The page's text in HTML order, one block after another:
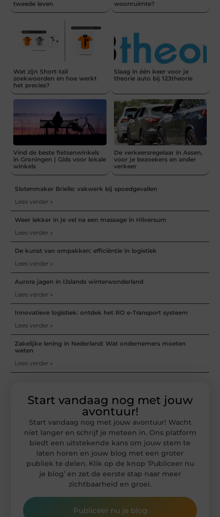
tweede leven
woonruimte?
Wat zijn Short-tail
zoekwoorden en hoe werkt
het precies?
Slaag in één keer voor je
theorie auto bij 123theorie
Vind de beste fietsenwinkels
in Groningen | Gids voor lokale
winkels
De verkeersregelaar in Assen,
voor je bezoekers en ander
verkeer
Slotenmaker Brielle: vakwerk bij spoedgevallen
Lees verder »
Weer lekker in je vel na een massage in Hilversum
Lees verder »
De kunst van ompakken: efficiëntie in logistiek
Lees verder »
Aurora jagen in IJslands winterwonderland
Lees verder »
Innovatieve logistiek: ontdek het RO e-Transport systeem
Lees verder »
Zakelijke lening in Nederland: Wat ondernemers moeten
weten
Lees verder »
Start vandaag nog met jouw
avontuur!
Start vandaag nog met jouw avontuur! Wacht
niet langer en schrijf je meteen in. Ons platform
biedt een uitstekende kans om jouw stem te
laten horen en jouw blog met een groter
publiek te delen. Klik op de knop ‘Publiceer nu
je blog’ en zet de eerste stap naar meer
zichtbaarheid en groei.
Publiceer nu je blog